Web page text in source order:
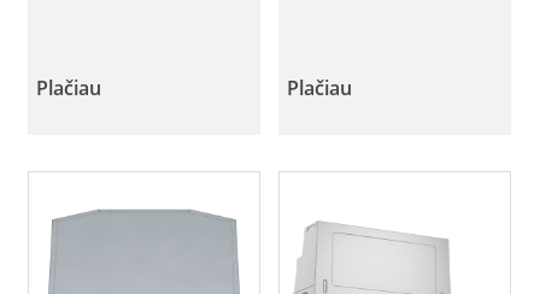
Plačiau Plačiau